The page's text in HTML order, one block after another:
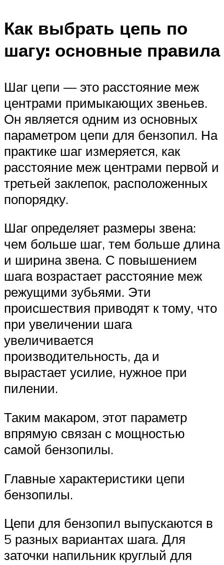
Как выбрать цепь по
шагу: основные правила
Шаг цепи — это расстояние меж
центрами примыкающих звеньев.
Он является одним из основных
параметром цепи для бензопил. На
практике шаг измеряется, как
расстояние меж центрами первой и
третьей заклепок, расположенных
попорядку.
Шаг определяет размеры звена:
чем больше шаг, тем больше длина
и ширина звена. С повышением
шага возрастает расстояние меж
режущими зубьями. Эти
происшествия приводят к тому, что
при увеличении шага
увеличивается
производительность, да и
вырастает усилие, нужное при
пилении.
Таким макаром, этот параметр
впрямую связан с мощностью
самой бензопилы.
Главные характеристики цепи
бензопилы.
Цепи для бензопил выпускаются в
5 разных вариантах шага. Для
заточки напильник круглый для